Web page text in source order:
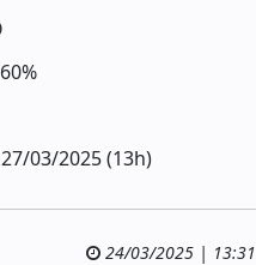
27/03/2025 (13h)
24/03/2025 | 13:31